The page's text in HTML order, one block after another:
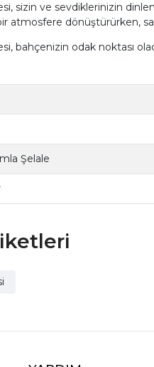
sizin ve sevdiklerinizin
atmosfere dönüştürürken,
bahçenizin odak noktası
Şelale